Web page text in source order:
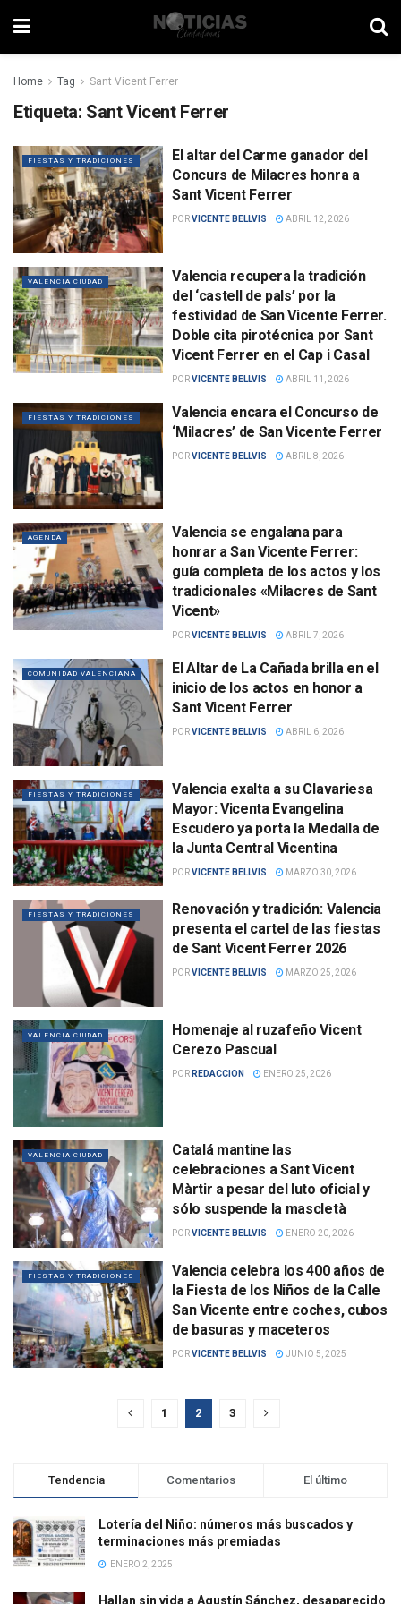
Home Tag Sant Vicent Ferrer
Etiqueta: Sant Vicent Ferrer
FIESTAS Y TRADICIONES
El altar del Carme ganador del
Concurs de Milacres honra a
Sant Vicent Ferrer
PORVICENTE BELLVIS ABRIL 12, 2026
VALENCIA CIUDAD
Valencia recupera la tradición
del ‘castell de pals’ por la
festividad de San Vicente Ferrer.
Doble cita pirotécnica por Sant
Vicent Ferrer en el Cap i Casal
PORVICENTE BELLVIS ABRIL 11, 2026
FIESTAS Y TRADICIONES
Valencia encara el Concurso de
‘Milacres’ de San Vicente Ferrer
PORVICENTE BELLVIS ABRIL 8, 2026
AGENDA
Valencia se engalana para
honrar a San Vicente Ferrer:
guía completa de los actos y los
tradicionales «Milacres de Sant
Vicent»
PORVICENTE BELLVIS ABRIL 7, 2026
COMUNIDAD VALENCIANA
El Altar de La Cañada brilla en el
inicio de los actos en honor a
Sant Vicent Ferrer
PORVICENTE BELLVIS ABRIL 6, 2026
FIESTAS Y TRADICIONES
Valencia exalta a su Clavariesa
Mayor: Vicenta Evangelina
Escudero ya porta la Medalla de
la Junta Central Vicentina
PORVICENTE BELLVIS MARZO 30, 2026
FIESTAS Y TRADICIONES
Renovación y tradición: Valencia
presenta el cartel de las fiestas
de Sant Vicent Ferrer 2026
PORVICENTE BELLVIS MARZO 25, 2026
VALENCIA CIUDAD
Homenaje al ruzafeño Vicent
Cerezo Pascual
POR REDACCION ENERO 25, 2026
VALENCIA CIUDAD
Catalá mantine las
celebraciones a Sant Vicent
Màrtir a pesar del luto oficial y
sólo suspende la mascletà
PORVICENTE BELLVIS ENERO 20, 2026
FIESTAS Y TRADICIONES
Valencia celebra los 400 años de
la Fiesta de los Niños de la Calle
San Vicente entre coches, cubos
de basuras y maceteros
PORVICENTE BELLVIS JUNIO 5, 2025
1 2 3
Tendencia Comentarios El último
Lotería del Niño: números más buscados y
terminaciones más premiadas
ENERO 2, 2025
Hallan sin vida a Agustín Sánchez, desaparecido